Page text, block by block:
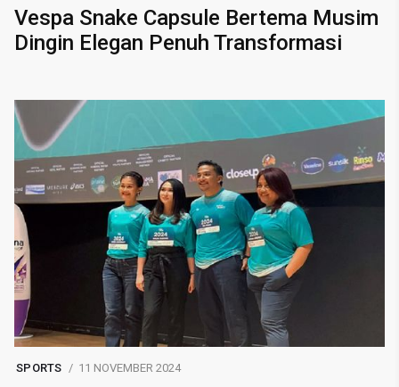
Vespa Snake Capsule Bertema Musim
Dingin Elegan Penuh Transformasi
SPORTS 11 NOVEMBER 2024